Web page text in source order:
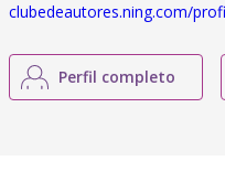
clubedeautores.ning.com/
Perfil completo